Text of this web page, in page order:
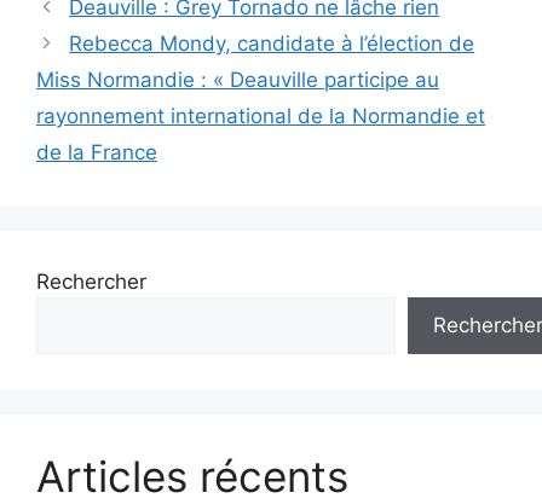
des
Deauville : Grey Tornado ne lâche rien
Rebecca Mondy, candidate à l’élection de
Miss Normandie : « Deauville participe au
rayonnement international de la Normandie et
de la France
Rechercher
Rechercher
Articles récents